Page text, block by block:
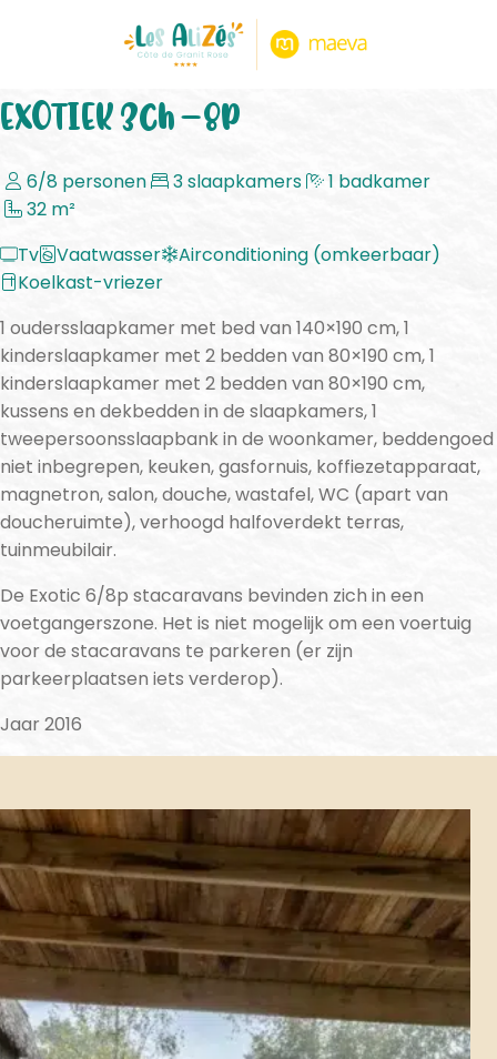
< Terug naar accommodatie
EXOTIEK 3ch – 8p
6/8 personen 3 slaapkamers
1 badkamer
32 m²
Tv
Vaatwasser
Airconditioning (omkeerbaar)
Koelkast-vriezer
1 oudersslaapkamer met bed van 140×190 cm, 1
kinderslaapkamer met 2 bedden van 80×190 cm, 1
kinderslaapkamer met 2 bedden van 80×190 cm,
kussens en dekbedden in de slaapkamers, 1
tweepersoonsslaapbank in de woonkamer, beddengoed
niet inbegrepen, keuken, gasfornuis, koffiezetapparaat,
magnetron, salon, douche, wastafel, WC (apart van
doucheruimte), verhoogd halfoverdekt terras,
tuinmeubilair.
De Exotic 6/8p stacaravans bevinden zich in een
voetgangerszone. Het is niet mogelijk om een voertuig
voor de stacaravans te parkeren (er zijn
parkeerplaatsen iets verderop).
Jaar 2016